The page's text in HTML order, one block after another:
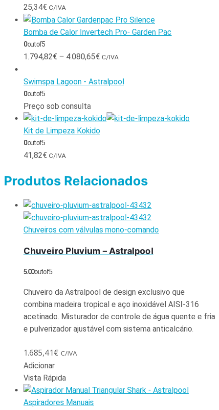
25,34€ C/IVA
Bomba de Calor Invertech Pro- Garden Pac
0out of 5
1.794,82€ – 4.080,65€ C/IVA
Swimspa Lagoon - Astralpool
0out of 5
Preço sob consulta
Kit de Limpeza Kokido
0out of 5
41,82€ C/IVA
Produtos Relacionados
Chuveiros com válvulas mono-comando
Chuveiro Pluvium – Astralpool
5.00out of 5
Chuveiro da Astralpool de design exclusivo que
combina madeira tropical e aço inoxidável AISI-316
acetinado. Misturador de controle de água quente e fria
e pulverizador ajustável com sistema anticalcário.
1.685,41€ C/IVA
Adicionar
Vista Rápida
Aspiradores Manuais